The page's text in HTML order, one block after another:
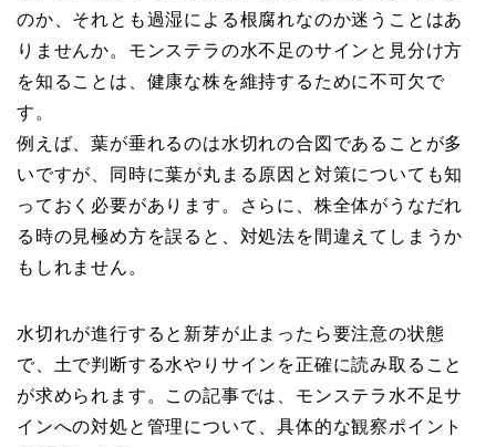
のか、それとも過湿による根腐れなのか迷うことはあ
りませんか。モンステラの水不足のサインと見分け方
を知ることは、健康な株を維持するために不可欠で
す。
例えば、葉が垂れるのは水切れの合図であることが多
いですが、同時に葉が丸まる原因と対策についても知
っておく必要があります。さらに、株全体がうなだれ
る時の見極め方を誤ると、対処法を間違えてしまうか
もしれません。
水切れが進行すると新芽が止まったら要注意の状態
で、土で判断する水やりサインを正確に読み取ること
が求められます。この記事では、モンステラ水不足サ
インへの対処と管理について、具体的な観察ポイント